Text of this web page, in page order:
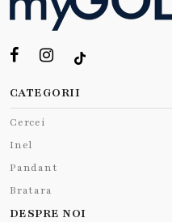
CATEGORII
Cercei
Inel
Pandant
Bratara
DESPRE NOI